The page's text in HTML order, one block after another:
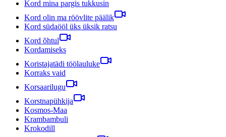
Kord mina pargis tukkusin
Kord olin ma röövlite päälik
Kord südaööl üks üksik ratsu
Kord õhtul
Kordamiseks
Koristajatädi töölauluke
Korraks vaid
Korsaarilugu
Korstnapühkija
Kosmos-Maa
Krambambuli
Krokodill